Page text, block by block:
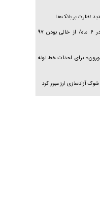
نظارت بر بانک‌ها
بررسی ذخایر سد کرج در ۶ ماه/ از خالی بودن ۹۷
برای احداث خط لوله
آزادسازی ارز عبور کرد